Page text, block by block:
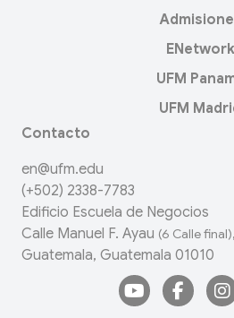
ENetwork
UFM
UFM
Contacto
en@ufm.edu
(+502) 2338-7783
Edificio Escuela de Negocios
Calle Manuel F. Ayau (6 Calle final)
Guatemala, Guatemala 01010